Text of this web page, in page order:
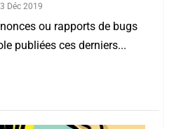
Déc 2019
ou rapports de bugs
publiées ces derniers...